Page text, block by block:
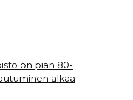
on pian 80-
alkaa